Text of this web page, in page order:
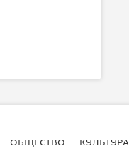
ОБЩЕСТВО КУЛЬТУРА